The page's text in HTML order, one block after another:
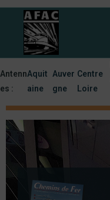
Antenn
es :
Aquit
aine
Auver
gne
Centre
Loire